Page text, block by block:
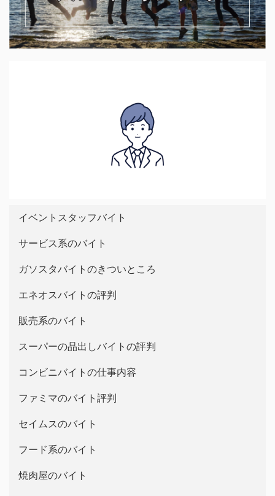
イベントスタッフバイト
サービス系のバイト
ガソスタバイトのきついところ
エネオスバイトの評判
販売系のバイト
スーパーの品出しバイトの評判
コンビニバイトの仕事内容
ファミマのバイト評判
セイムスのバイト
フード系のバイト
焼肉屋のバイト